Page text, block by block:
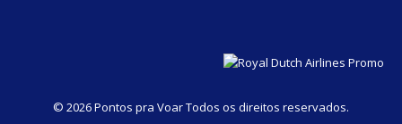
© 2026 Pontos pra Voar Todos os direitos reservados.